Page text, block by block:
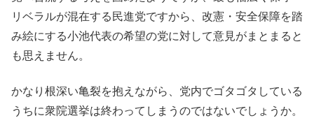
リベラルが混在する民進党ですから、改憲・安全保障を踏
み絵にする小池代表の希望の党に対して意見がまとまると
も思えません。
かなり根深い亀裂を抱えながら、党内でゴタゴタしている
うちに衆院選挙は終わってしまうのではないでしょうか。